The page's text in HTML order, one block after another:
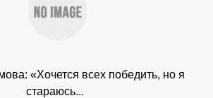
«Хочется всех победить, но я
стараюсь...